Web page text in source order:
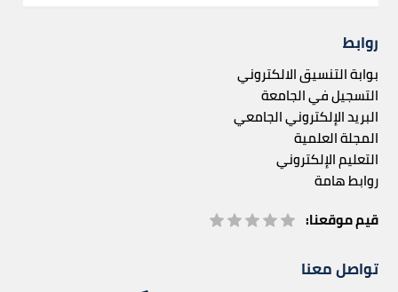
روابط
بوابة التنسيق الالكتروني
التسجيل في الجامعة
البريد الإلكتروني الجامعي
المجلة العلمية
التعليم الإلكتروني
روابط هامة
قيم موقعنا:
تواصل معنا